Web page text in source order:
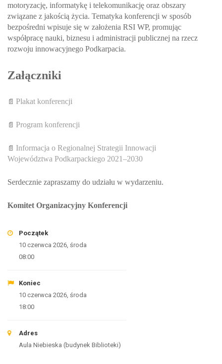
motoryzację, informatykę i telekomunikację oraz obszary
związane z jakością życia. Tematyka konferencji w sposób
bezpośredni wpisuje się w założenia RSI WP, promując
współpracę nauki, biznesu i administracji publicznej na rzecz
rozwoju innowacyjnego Podkarpacia.
Załączniki
📄 Plakat konferencji
📄 Program konferencji
📄 Informacja o Regionalnej Strategii Innowacji
Województwa Podkarpackiego 2021–2030
Serdecznie zapraszamy do udziału w wydarzeniu.
Komitet Organizacyjny Konferencji
Początek
10 czerwca 2026, środa
08:00
Koniec
10 czerwca 2026, środa
18:00
Adres
Aula Niebieska (budynek Biblioteki)